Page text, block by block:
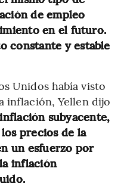
de empleo
en el futuro.
constante y estable
Unidos había visto
inflación, Yellen dijo
subyacente,
precios de la
un esfuerzo por
inflación